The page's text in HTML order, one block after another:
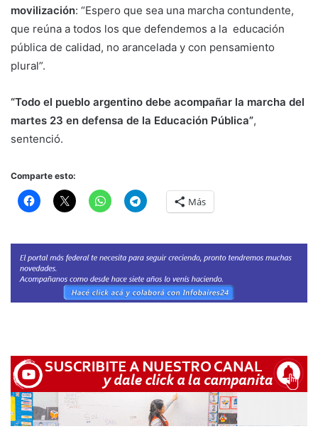
movilización: “Espero que sea una marcha contundente,
que reúna a todos los que defendemos a la educación
pública de calidad, no arancelada y con pensamiento
plural”.
“Todo el pueblo argentino debe acompañar la marcha del
martes 23 en defensa de la Educación Pública”,
sentenció.
Comparte esto:
Más